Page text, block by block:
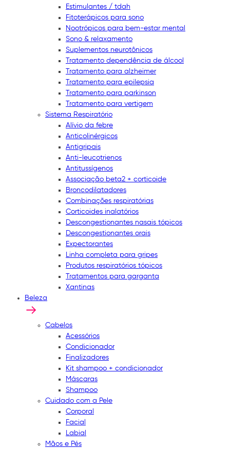
Estimulantes / tdah
Fitoterápicos para sono
Nootrópicos para bem-estar mental
Sono & relaxamento
Suplementos neurotônicos
Tratamento dependência de álcool
Tratamento para alzheimer
Tratamento para epilepsia
Tratamento para parkinson
Tratamento para vertigem
Sistema Respiratório
Alívio da febre
Anticolinérgicos
Antigripais
Anti-leucotrienos
Antitussígenos
Associação beta2 + corticoide
Broncodilatadores
Combinações respiratórias
Corticoides inalatórios
Descongestionantes nasais tópicos
Descongestionantes orais
Expectorantes
Linha completa para gripes
Produtos respiratórios tópicos
Tratamentos para garganta
Xantinas
Beleza
Cabelos
Acessórios
Condicionador
Finalizadores
Kit shampoo + condicionador
Máscaras
Shampoo
Cuidado com a Pele
Corporal
Facial
Labial
Mãos e Pés